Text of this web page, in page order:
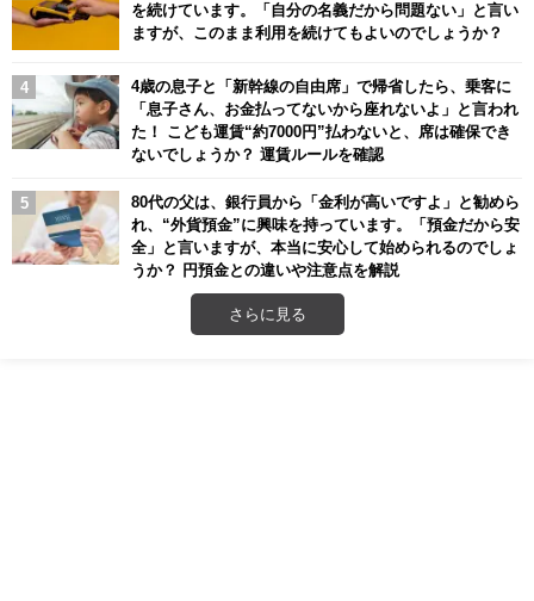
を続けています。「自分の名義だから問題ない」と言い
ますが、このまま利用を続けてもよいのでしょうか？
4歳の息子と「新幹線の自由席」で帰省したら、乗客に
「息子さん、お金払ってないから座れないよ」と言われ
た！ こども運賃“約7000円”払わないと、席は確保でき
ないでしょうか？ 運賃ルールを確認
80代の父は、銀行員から「金利が高いですよ」と勧めら
れ、“外貨預金”に興味を持っています。「預金だから安
全」と言いますが、本当に安心して始められるのでしょ
うか？ 円預金との違いや注意点を解説
さらに見る